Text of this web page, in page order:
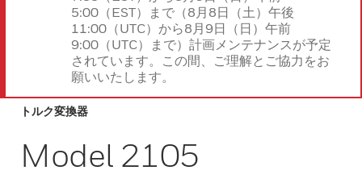
5:00（EST）まで（8月8日（土）午後
11:00（UTC）から8月9日（日）午前
9:00（UTC）まで）計画メンテナンスが予定
されています。この間、ご理解とご協力をお
願いいたします。
トルク変換器
Model 2105